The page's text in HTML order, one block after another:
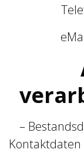
–
Kontaktdaten